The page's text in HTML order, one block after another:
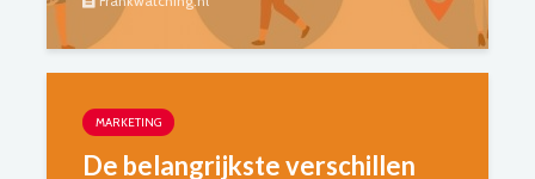
MARKETING
De belangrijkste verschillen